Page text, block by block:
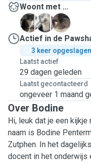
Woont met ...
P
S
T
Actief in de
3 keer opgeslagen
Laatst actief
29 dagen geleden
Laatst gecontacteerd
ongeveer 1 maand
Over Bodine
Hi, leuk dat je een
naam is Bodine
Zutphen. In het
docent in het onderwijs